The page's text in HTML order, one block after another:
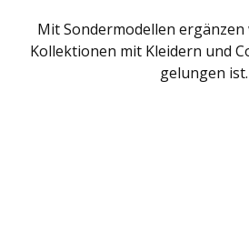
Mit Sondermodellen
Kollektionen mit Kleidern und
gelungen ist.